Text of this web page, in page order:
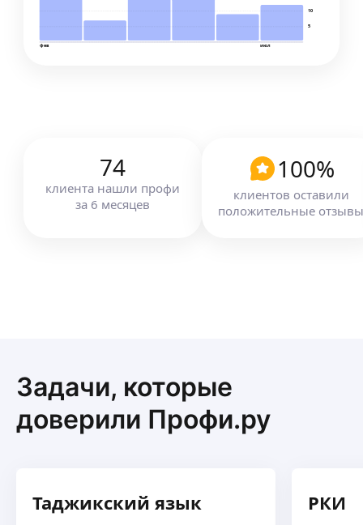
5
10
фев июл
74
клиента нашли профи
за 6 месяцев
100%
клиентов оставили
положительные отзывы
Задачи, которые
доверили Профи.ру
Таджикский язык РКИ